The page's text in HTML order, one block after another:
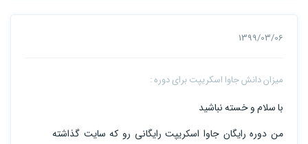
1399/03/06
میزان دانش جاوا اسکریپت برای دوره :
با سلام و خسته نباشید
من دوره رایگان جاوا اسکریپت رایگانی رو که سایت گذاشته